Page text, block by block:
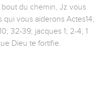
du chemin, Jz vous
vous aiderons Actes14;
32-39; jacques 1; 2-4; 1
Dieu te fortifie.